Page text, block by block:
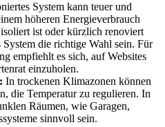
System kann teuer und
höheren Energieverbrauch
ist oder kürzlich renoviert
die richtige Wahl sein. Für
empfiehlt es sich, auf Websites
einzuholen.
In trockenen Klimazonen können
die Temperatur zu regulieren. In
Räumen, wie Garagen,
sinnvoll sein.